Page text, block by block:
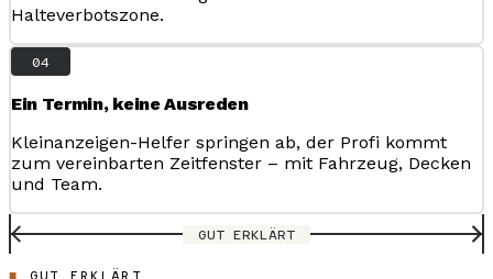
Halteverbotszone.
04
Ein Termin, keine Ausreden
Kleinanzeigen-Helfer springen ab, der Profi kommt
zum vereinbarten Zeitfenster – mit Fahrzeug, Decken
und Team.
GUT ERKLÄRT